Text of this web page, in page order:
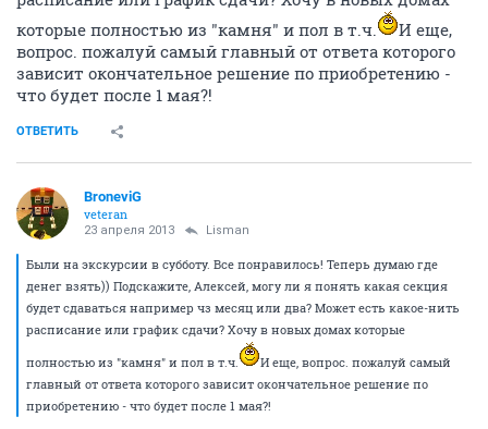
которые полностью из "камня" и пол в т.ч.
И еще,
вопрос. пожалуй самый главный от ответа которого
зависит окончательное решение по приобретению -
что будет после 1 мая?!
ОТВЕТИТЬ
BroneviG
veteran
23 апреля 2013 Lisman
Были на экскурсии в субботу. Все понравилось! Теперь думаю где
денег взять)) Подскажите, Алексей, могу ли я понять какая секция
будет сдаваться например чз месяц или два? Может есть какое-нить
расписание или график сдачи? Хочу в новых домах которые
полностью из "камня" и пол в т.ч.
И еще, вопрос. пожалуй самый
главный от ответа которого зависит окончательное решение по
приобретению - что будет после 1 мая?!